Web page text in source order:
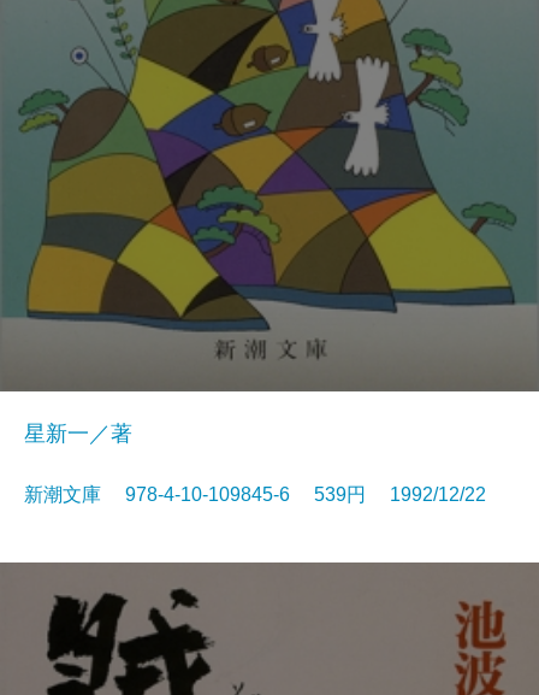
星新一／著
新潮文庫 978-4-10-109845-6 539円 1992/12/22